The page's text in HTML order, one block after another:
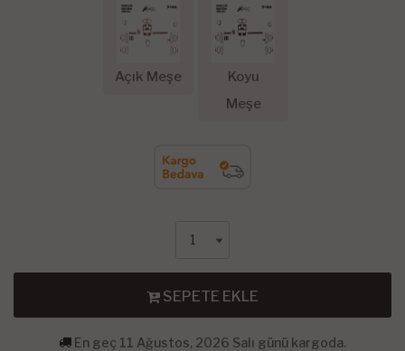
Açık Meşe
Koyu
Meşe
SEPETE EKLE
En geç 11 Ağustos, 2026 Salı günü kargoda.